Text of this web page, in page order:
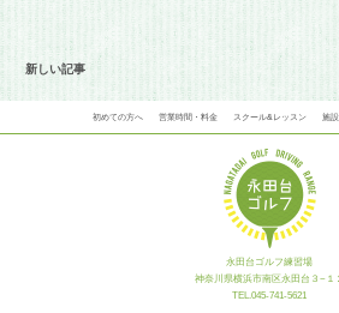
新しい記事
初めての方へ 営業時間・料金 スクール&レッスン 施
永田台ゴルフ練習場
神奈川県横浜市南区永田台３−１
TEL.045-741-5621